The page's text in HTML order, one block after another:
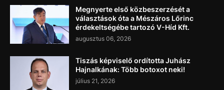
Megnyerte első közbeszerzését a
választások óta a Mészáros Lőrinc
érdekeltségébe tartozó V-Híd Kft.
augusztus 06, 2026
Tiszás képviselő ordította Juhász
Hajnalkának: Több botoxot neki!
július 21, 2026